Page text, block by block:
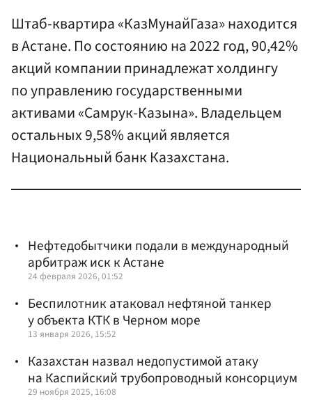
Штаб-квартира «КазМунайГаза» находится
в Астане. По состоянию на 2022 год, 90,42%
акций компании принадлежат холдингу
по управлению государственными
активами «Самрук-Казына». Владельцем
остальных 9,58% акций является
Национальный банк Казахстана.
Нефтедобытчики подали в международный
арбитраж иск к Астане
24 февраля 2026, 01:52
Беспилотник атаковал нефтяной танкер
у объекта КТК в Черном море
13 января 2026, 15:52
Казахстан назвал недопустимой атаку
на Каспийский трубопроводный консорциум
29 ноября 2025, 16:08